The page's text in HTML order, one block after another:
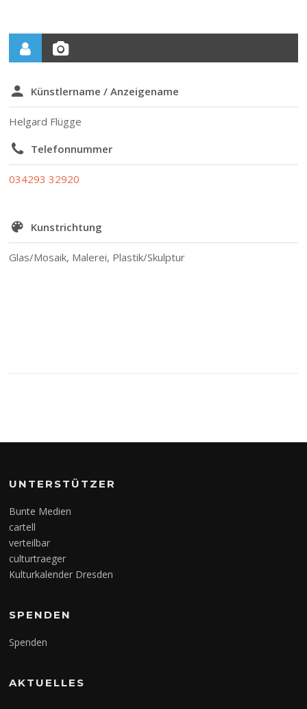
Künstlername / Anzeigename
Helgard Flügge
Telefonnummer
034293 32920
Kunstrichtung
Glas/Mosaik, Malerei, Plastik/Skulptur
UNTERSTÜTZER
Bunte Medien
cartell
verteilbar
culturtraeger
Kulturkalender Dresden
SPENDEN
Spenden
AKTUELLES